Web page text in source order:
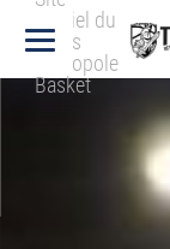
officiel du
Tours
Métropole
Basket